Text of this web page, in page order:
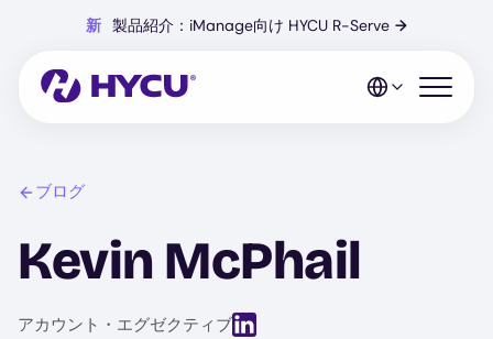
content
新 製品紹介：iManage向け HYCU R-Serve →
Open
ブログ
Kevin McPhail
アカウント・エグゼクティブView LinkedIn profile for Kevin